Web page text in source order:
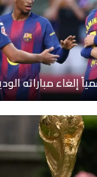
إلغاء مباراته